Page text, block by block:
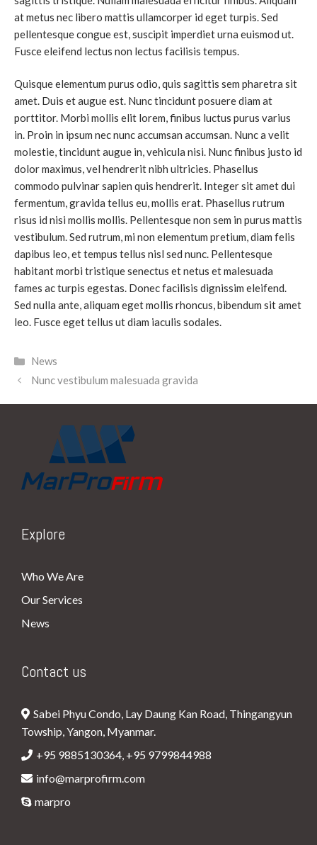
at metus nec libero mattis ullamcorper id eget turpis. Sed
pellentesque congue est, suscipit imperdiet urna euismod ut.
Fusce eleifend lectus non lectus facilisis tempus.
Quisque elementum purus odio, quis sagittis sem pharetra sit
amet. Duis et augue est. Nunc tincidunt posuere diam at
porttitor. Morbi mollis elit lorem, finibus luctus purus varius
in. Proin in ipsum nec nunc accumsan accumsan. Nunc a velit
molestie, tincidunt augue in, vehicula nisi. Nunc finibus justo id
dolor maximus, vel hendrerit nibh ultricies. Phasellus
commodo pulvinar sapien quis hendrerit. Integer sit amet dui
fermentum, gravida tellus eu, mollis erat. Phasellus rutrum
risus id nisi mollis mollis. Pellentesque non sem in purus mattis
vestibulum. Sed rutrum, mi non elementum pretium, diam felis
dapibus leo, et tempus tellus nisl sed nunc. Pellentesque
habitant morbi tristique senectus et netus et malesuada
fames ac turpis egestas. Donec facilisis dignissim eleifend.
Sed nulla ante, aliquam eget mollis rhoncus, bibendum sit amet
leo. Fusce eget tellus ut diam iaculis sodales.
News
Nunc vestibulum malesuada gravida
Explore
Who We Are
Our Services
News
Contact us
Sabei Phyu Condo, Lay Daung Kan Road, Thingangyun
Towship, Yangon, Myanmar.
+95 9885130364, +95 9799844988
info@marprofirm.com
marpro